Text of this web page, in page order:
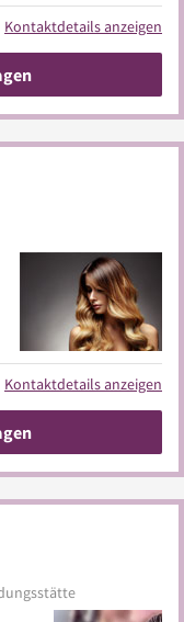
Kontaktdetails anzeigen
Kontaktdetails anzeigen